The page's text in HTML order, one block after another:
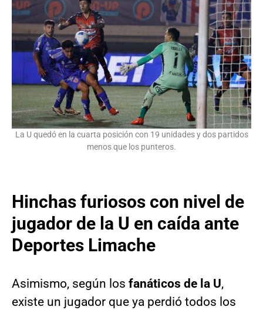
La U quedó en la cuarta posición con 19 unidades y dos partidos
menos que los punteros.
Hinchas furiosos con nivel de
jugador de la U en caída ante
Deportes Limache
Asimismo, según los fanáticos de la U,
existe un jugador que ya perdió todos los